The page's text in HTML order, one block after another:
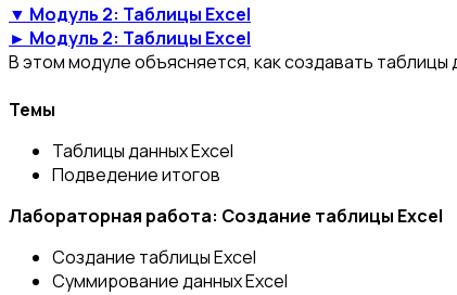
▼ Модуль 2: Таблицы Excel
► Модуль 2: Таблицы Excel
В этом модуле объясняется, как создавать таблицы
Темы
Таблицы данных Excel
Подведение итогов
Лабораторная работа: Создание таблицы Excel
Создание таблицы Excel
Суммирование данных Excel